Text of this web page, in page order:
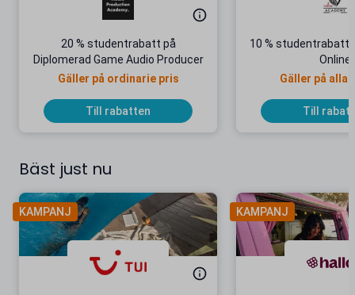
20 % studentrabatt på
Diplomerad Game Audio Producer
Gäller på ordinarie pris
Till rabatten
10 % studentrabatt
Online
Gäller på alla
Till
Bäst just nu
KAMPANJ KAMPANJ